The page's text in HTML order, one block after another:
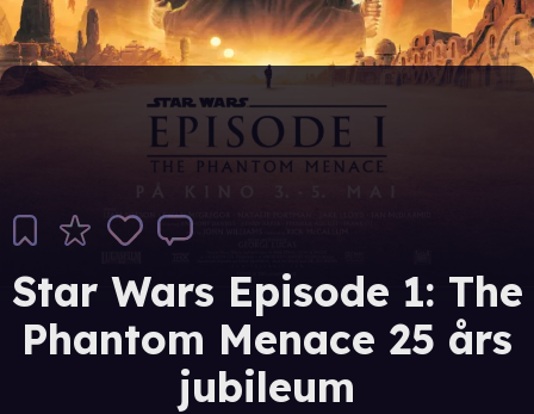
Star Wars Episode 1: The
Phantom Menace 25 års
jubileum